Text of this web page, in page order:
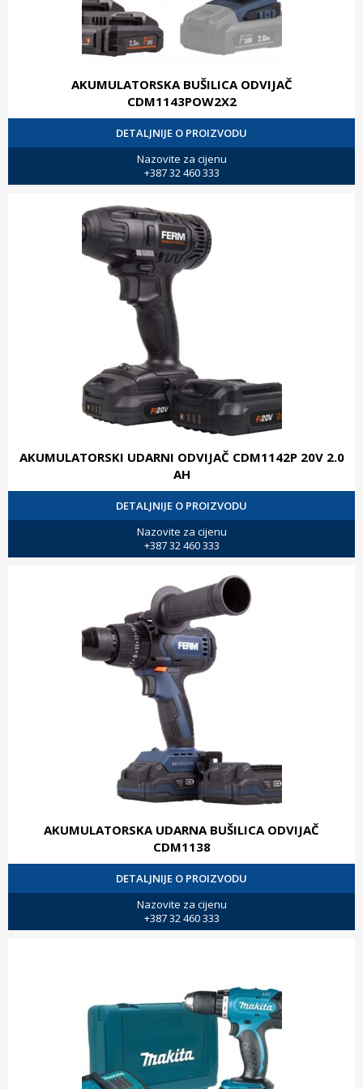
AKUMULATORSKA BUŠILICA ODVIJAČ
CDM1143POW2X2
DETALJNIJE O PROIZVODU
Nazovite za cijenu
+387 32 460 333
AKUMULATORSKI UDARNI ODVIJAČ CDM1142P 20V 2.0
AH
DETALJNIJE O PROIZVODU
Nazovite za cijenu
+387 32 460 333
AKUMULATORSKA UDARNA BUŠILICA ODVIJAČ
CDM1138
DETALJNIJE O PROIZVODU
Nazovite za cijenu
+387 32 460 333